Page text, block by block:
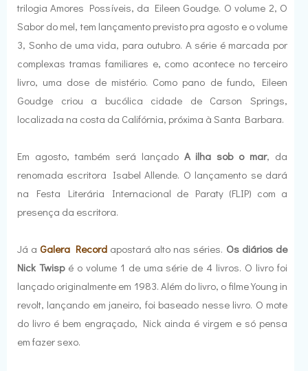
trilogia Amores Possíveis, da Eileen Goudge. O volume 2, O
Sabor do mel, tem lançamento previsto pra agosto e o volume
3, Sonho de uma vida, para outubro. A série é marcada por
complexas tramas familiares e, como acontece no terceiro
livro, uma dose de mistério. Como pano de fundo, Eileen
Goudge criou a bucólica cidade de Carson Springs,
localizada na costa da Califórnia, próxima à Santa Barbara.
Em agosto, também será lançado A ilha sob o mar, da
renomada escritora Isabel Allende. O lançamento se dará
na Festa Literária Internacional de Paraty (FLIP) com a
presença da escritora.
Já a Galera Record apostará alto nas séries. Os diários de
Nick Twispé o volume 1 de uma série de 4 livros. O livro foi
lançado originalmente em 1983. Além do livro, o filme Young in
revolt, lançando em janeiro, foi baseado nesse livro. O mote
do livro é bem engraçado, Nick ainda é virgem e só pensa
em fazer sexo.